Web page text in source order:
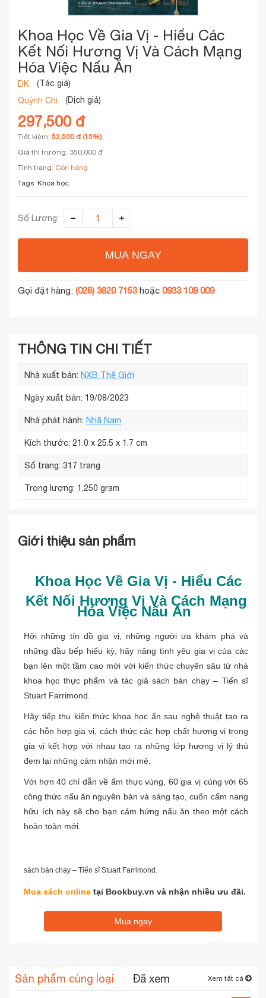
Khoa Học Về Gia Vị - Hiểu Các
Kết Nối Hương Vị Và Cách Mạng
Hóa Việc Nấu Ăn
DK
(Tác giả)
Quỳnh Chi
(Dịch giả)
297,500 đ
Tiết kiệm: 52,500 đ (15%)
Giá thị trường: 350,000 đ
Tình trạng: Còn hàng
Tags: Khoa học
Số Lượng:
MUA NGAY
Gọi đặt hàng: (028) 3820 7153hoặc 0933 109 009
THÔNG TIN CHI TIẾT
Nhà xuất bản: NXB Thế Giới
Ngày xuất bản: 19/08/2023
Nhà phát hành: Nhã Nam
Kích thước: 21.0 x 25.5 x 1.7 cm
Số trang: 317 trang
Trọng lượng: 1,250 gram
Giới thiệu sản phẩm
Khoa Học Về Gia Vị - Hiểu Các
Kết Nối Hương Vị Và Cách Mạng
Hóa Việc Nấu Ăn
Hỡi những tín đồ gia vị, những người ưa khám phá và
những đầu bếp hiếu kỳ, hãy nâng tình yêu gia vị của các
bạn lên một tầm cao mới với kiến thức chuyên sâu từ nhà
khoa học thực phẩm và tác giả sách bán chạy – Tiến sĩ
Stuart Farrimond.
Hãy tiếp thu kiến thức khoa học ẩn sau nghệ thuật tạo ra
các hỗn hợp gia vị, cách thức các hợp chất hương vị trong
gia vị kết hợp với nhau tạo ra những lớp hương vị lý thú
đem lại những cảm nhận mới mẻ.
Với hơn 40 chỉ dẫn về ẩm thực vùng, 60 gia vị cùng với 65
công thức nấu ăn nguyên bản và sáng tạo, cuốn cẩm nang
hữu ích này sẽ cho bạn cảm hứng nấu ăn theo một cách
hoàn toàn mới.
Dự Kiến Có Hàng
Tác giả
Thế Giới
Trọng lượng (gr)
Kích Thước Bao Bì
Số trang
Hình thức
Sản phẩm bán chạy nhất Top 100 sản
Giá sản phẩm trên Fahasa.com đã bao gồm thuế theo luật hiện
vận chuyển, phụ phí hàng cồng kềnh,...
Chính sách khuyến mãi trên Fahasa.com không áp dụng cho Hệ
Hỡi những tín đồ gia vị, những người ưa khám phá và những đầu
sách bán chạy – Tiến sĩ Stuart Farrimond.
Mua sách online tại Bookbuy.vn và nhận nhiều ưu đãi.
Mua ngay
Sản phẩm cùng loại Đã xem Xem tất cả